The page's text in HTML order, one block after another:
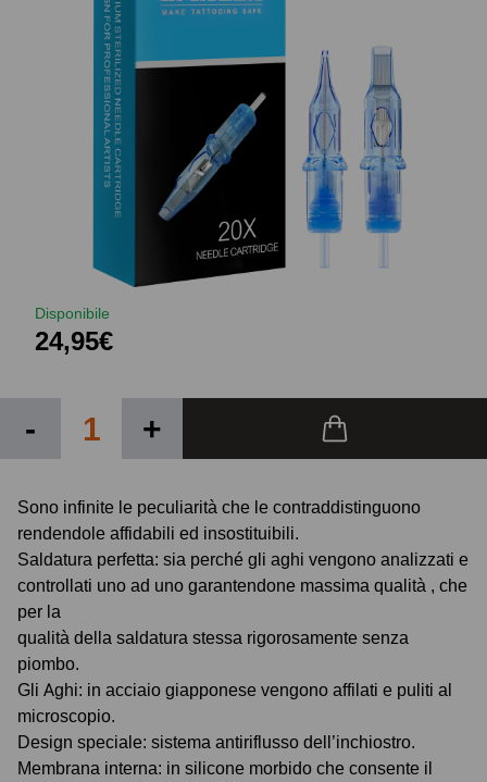
Disponibile
24,95€
- +
Sono infinite le peculiarità che le contraddistinguono
rendendole affidabili ed insostituibili.
Saldatura perfetta: sia perché gli aghi vengono analizzati e
controllati uno ad uno garantendone massima qualità , che
per la
qualità della saldatura stessa rigorosamente senza
piombo.
Gli Aghi: in acciaio giapponese vengono affilati e puliti al
microscopio.
Design speciale: sistema antiriflusso dell’inchiostro.
Membrana interna: in silicone morbido che consente il